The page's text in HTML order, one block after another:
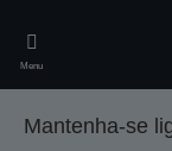
main
content
Menu
Mantenha-se